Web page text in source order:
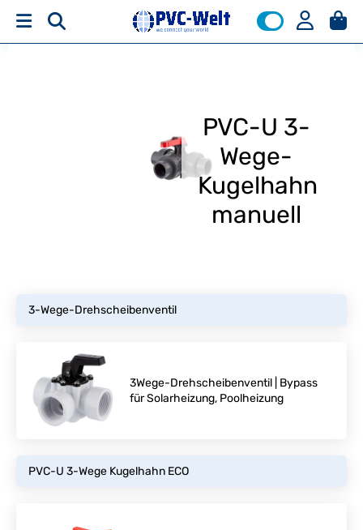
PVC-U 3-
Wege-
Kugelhahn
manuell
3-Wege-Drehscheibenventil
3Wege-Drehscheibenventil | Bypass
für Solarheizung, Poolheizung
PVC-U 3-Wege Kugelhahn ECO